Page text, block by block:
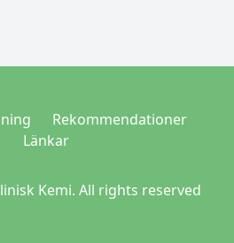
Rekommendationer
Länkar
Kemi. All rights reserved